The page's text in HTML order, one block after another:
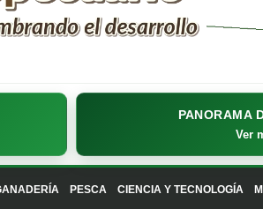
PANORAMA
Ver
PESCA CIENCIA Y TECNOLOGÍA